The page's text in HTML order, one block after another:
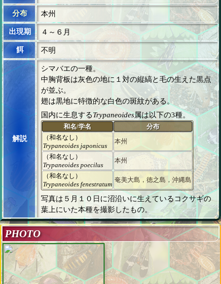
分布 本州
出現期 ４～６月
餌 不明
解説
シマバエの一種。
中胸背板は灰色の地に１対の縦縞と毛の生えた黒点
が並ぶ。
翅は黒地に特徴的な白色の斑紋がある。
国内に生息するTrypaneoides属は以下の3種。
和名/学名
分布
（和名なし）
Trypaneoides japonicus
本州
（和名なし）
Trypaneoides poecilus
本州
（和名なし）
Trypaneoides fenestratum
奄美大島，徳之島，沖縄島
写真は５月１０日に沼沿いに生えているコクサギの
葉上にいた本種を撮影したもの。
PHOTO